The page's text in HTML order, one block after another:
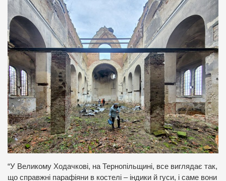
“У Великому Ходачкові, на Тернопільщині, все виглядає так,
що справжні парафіяни в костелі – індики й гуси, і саме вони